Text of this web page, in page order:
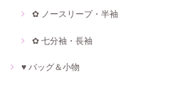
✿ ノースリープ・半袖
✿ 七分袖・長袖
♥ バッグ＆小物